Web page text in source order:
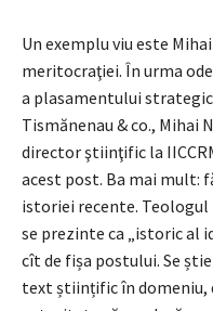
Un exemplu viu este
meritocraţiei. În urma
a plasamentului
Tismănenau & co., Mihai
director ştiinţific la
acest post. Ba mai mult:
istoriei recente. Teologul
se prezinte ca „istoric al
cît de fișa postului. Se
text științific în domeniu,